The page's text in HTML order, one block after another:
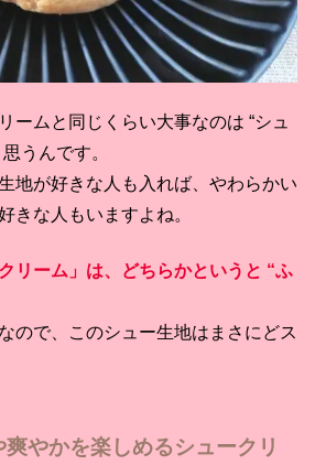
ームと同じくらい大事なのは “シュ
うんです。
地が好きな人も入れば、やわらかい
きな人もいますよね。
リーム」は、どちらかというと “ふ
ので、このシュー生地はまさにどス
やかを楽しめるシュークリ